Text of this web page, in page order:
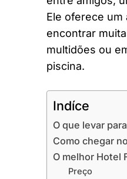
Ele oferece
encontrar
multidões ou
piscina.
Indíce
O que levar
Como chegar
O melhor Hotel
Preço